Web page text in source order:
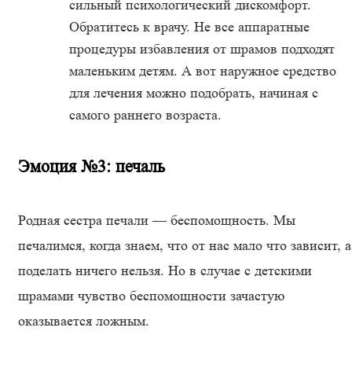
сильный психологический дискомфорт.
Обратитесь к врачу. Не все аппаратные
процедуры избавления от шрамов подходят
маленьким детям. А вот наружное средство
для лечения можно подобрать, начиная с
самого раннего возраста.
Эмоция №3: печаль
Родная сестра печали — беспомощность. Мы
печалимся, когда знаем, что от нас мало что зависит, а
поделать ничего нельзя. Но в случае с детскими
шрамами чувство беспомощности зачастую
оказывается ложным.